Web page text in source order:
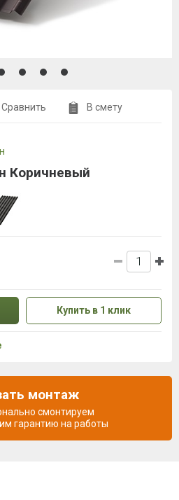
Сравнить В смету
Коричневый
Купить в 1 клик
монтаж
смонтируем
гарантию на работы